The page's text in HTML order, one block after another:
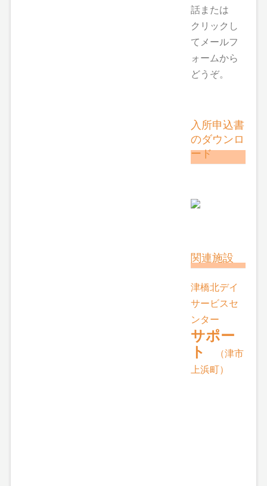
話または
クリックし
てメールフ
ォームから
どうぞ。
入所申込書
のダウンロ
ード
関連施設
津橋北デイ
サービスセ
ンター
サポー
ト
（津市
上浜町）